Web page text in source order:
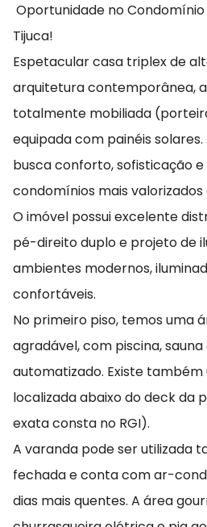
Oportunidade no Condomínio
Tijuca!
Espetacular casa triplex de
arquitetura contemporânea,
totalmente mobiliada
equipada com painéis
busca conforto, sofisticação
condomínios mais valorizados
O imóvel possui excelente
pé-direito duplo e projeto de
ambientes modernos,
confortáveis.
No primeiro piso, temos uma
agradável, com piscina,
automatizado. Existe
localizada abaixo do deck da
exata consta no RGI).
A varanda pode ser utilizada
fechada e conta com ar-
dias mais quentes. A área